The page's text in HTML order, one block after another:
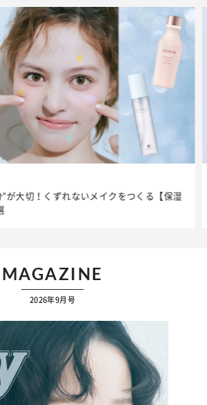
る【保湿
簡単アレンジで別人顔に♡ こ
MAGAZINE
2026年9月号